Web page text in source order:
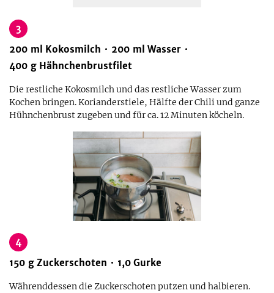
3
200 ml Kokosmilch 200 ml Wasser
400 g Hähnchenbrustfilet
Die restliche Kokosmilch und das restliche Wasser zum
Kochen bringen. Korianderstiele, Hälfte der Chili und ganze
Hühnchenbrust zugeben und für ca. 12 Minuten köcheln.
4
150 g Zuckerschoten 1,0 Gurke
Währenddessen die Zuckerschoten putzen und halbieren.